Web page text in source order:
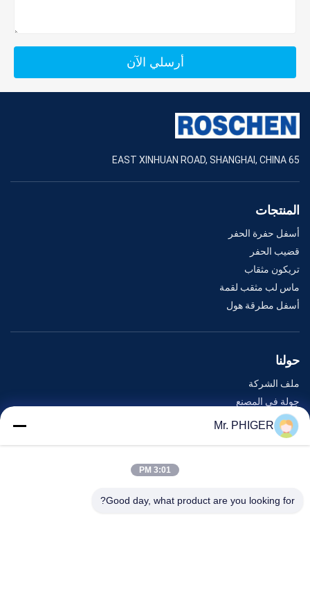
أرسلي الآن
65 EAST XINHUAN ROAD, SHANGHAI, CHINA
المنتجات
أسفل حفرة الحفر
قضيب الحفر
تريكون مثقاب
ماس لب مثقب لقمة
أسفل مطرقة هول
حولنا
ملف الشركة
جولة في المصنع
مراقبة الجودة
خريطة الموقع
الأحداث
Mr. PHIGER
3:01 PM
Good day, what product are you looking for?